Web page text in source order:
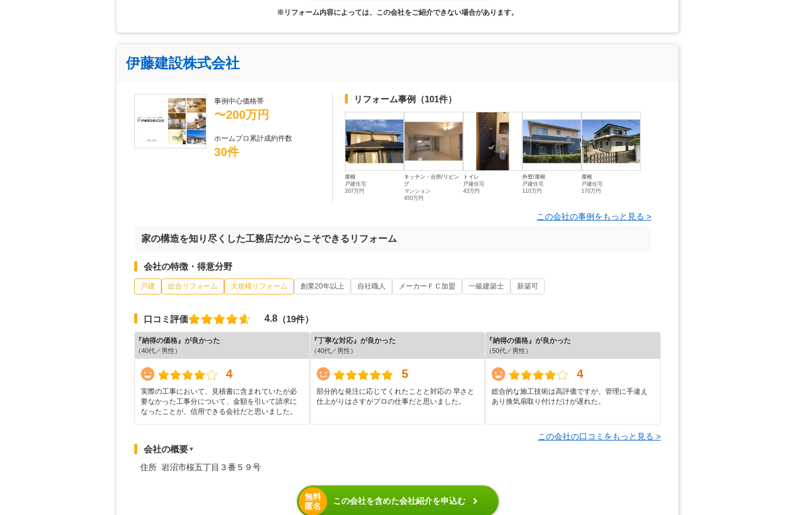
※リフォーム内容によっては、この会社をご紹介できない場合があります。
伊藤建設株式会社
事例中心価格帯
〜200万円
ホームプロ累計成約件数
30件
リフォーム事例 （101件）
屋根
戸建住宅
207万円
キッチン・台所/リビン
グ
マンション
450万円
トイレ
戸建住宅
43万円
外壁/屋根
戸建住宅
110万円
屋根
戸建住宅
170万円
この会社の事例をもっと見る >
家の構造を知り尽くした工務店だからこそできるリフォーム
会社の特徴・得意分野
戸建 総合リフォーム 大規模リフォーム 創業20年以上 自社職人 メーカーＦＣ加盟 一級建築士 新築可
口コミ評価 4.8 （19件）
『納得の価格』が良かった
（40代／男性）
4
実際の工事において、見積書に含まれていたが必
要なかった工事分について、金額を引いて請求に
なったことが、信用できる会社だと思いました。
『丁寧な対応』が良かった
（40代／男性）
5
部分的な発注に応じてくれたことと対応の 早さと
仕上がりはさすがプロの仕事だと思いました。
『納得の価格』が良かった
（50代／男性）
4
総合的な施工技術は高評価ですが、管理に手違え
あり換気扇取り付けだけが遅れた。
この会社の口コミをもっと見る >
会社の概要▼
住所 岩沼市桜五丁目３番５９号
無料
匿名
この会社を含めた会社紹介を申込む